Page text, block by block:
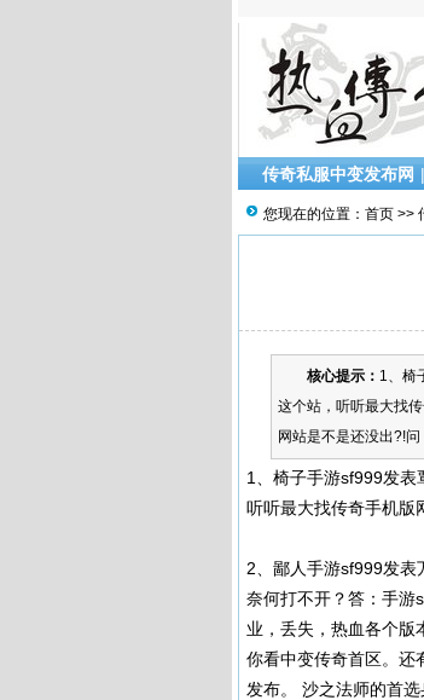
传奇私服中变发布网 |
您现在的位置： 首页 >>
核心提示： 1、椅
这个站，听听最大找
网站是不是还没出?!
1、椅子手游sf999发表
听听最大找传奇手机版
2、鄙人手游sf999发
奈何打不开？答：手游
业，丢失，热血各个版
你看中变传奇首区。还
发布。 沙之法师的首